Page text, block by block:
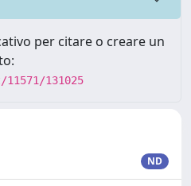
per citare o creare un
131025
ND